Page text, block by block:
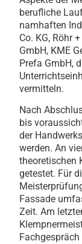
berufliche
namhaften
Co. KG, Röhr
GmbH, KME
Prefa GmbH,
vermitteln.
Nach
bis
der
werden. An
theoretischen
getestet. Für
Fassade
Zeit. Am